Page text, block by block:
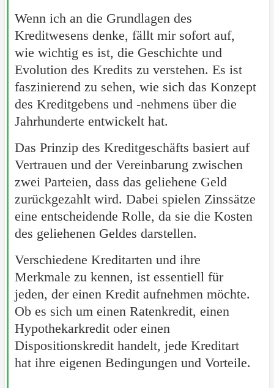
Wenn ich an die Grundlagen des
Kreditwesens denke, fällt mir sofort auf,
wie wichtig es ist, die Geschichte und
Evolution des Kredits zu verstehen. Es ist
faszinierend zu sehen, wie sich das Konzept
des Kreditgebens und -nehmens über die
Jahrhunderte entwickelt hat.
Das Prinzip des Kreditgeschäfts basiert auf
Vertrauen und der Vereinbarung zwischen
zwei Parteien, dass das geliehene Geld
zurückgezahlt wird. Dabei spielen Zinssätze
eine entscheidende Rolle, da sie die Kosten
des geliehenen Geldes darstellen.
Verschiedene Kreditarten und ihre
Merkmale zu kennen, ist essentiell für
jeden, der einen Kredit aufnehmen möchte.
Ob es sich um einen Ratenkredit, einen
Hypothekarkredit oder einen
Dispositionskredit handelt, jede Kreditart
hat ihre eigenen Bedingungen und Vorteile.